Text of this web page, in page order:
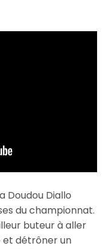
Doudou Diallo
du championnat.
buteur à aller
détrôner un